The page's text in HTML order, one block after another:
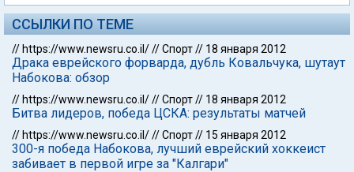
ССЫЛКИ ПО ТЕМЕ
// https://www.newsru.co.il///Спорт// 18 января 2012
Драка еврейского форварда, дубль Ковальчука, шутаут
Набокова: обзор
// https://www.newsru.co.il///Спорт// 18 января 2012
Битва лидеров, победа ЦСКА: результаты матчей
// https://www.newsru.co.il///Спорт// 15 января 2012
300-я победа Набокова, лучший еврейский хоккеист
забивает в первой игре за "Калгари"